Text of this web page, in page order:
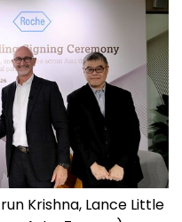
Krishna, Lance Little